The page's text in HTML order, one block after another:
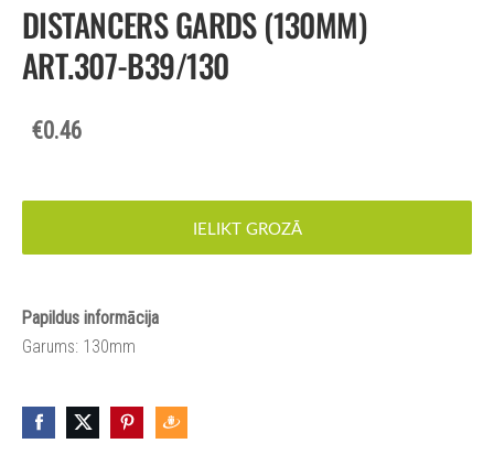
DISTANCERS GARDS (130MM)
ART.307-B39/130
€0.46
IELIKT GROZĀ
Papildus informācija
Garums: 130mm